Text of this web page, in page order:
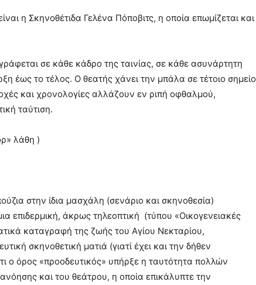
η Σκηνοθέτιδα Γελένα Πόποβιτς, η οποία επωμίζεται και
σε κάθε κάδρο της ταινίας, σε κάθε ασυνάρτητη
έως το τέλος. Ο θεατής χάνει την μπάλα σε τέτοιο σημείο
και χρονολογίες αλλάζουν εν ριπή οφθαλμού,
ταύτιση.
λάθη )
στην ίδια μασχάλη (σενάριο και σκηνοθεσία)
επιδερμική, άκρως τηλεοπτική (τύπου «Οικογενειακές
καταγραφή της ζωής του Αγίου Νεκταρίου,
σκηνοθετική ματιά (γιατί έχει και την δήθεν
ο όρος «προοδευτικός» υπήρξε η ταυτότητα πολλών
και του θεάτρου, η οποία επικάλυπτε την